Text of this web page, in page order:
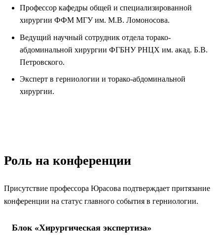
Профессор кафедры общей и специализированной
хирургии ФФМ МГУ им. М.В. Ломоносова.
Ведущий научный сотрудник отдела торако-
абдоминальной хирургии ФГБНУ РНЦХ им. акад. Б.В.
Петровского.
Эксперт в герниологии и торако-абдоминальной
хирургии.
Роль на конференции
Присутствие профессора Юрасова подтверждает притязание
конференции на статус главного события в герниологии.
Блок «Хирургическая экспертиза»